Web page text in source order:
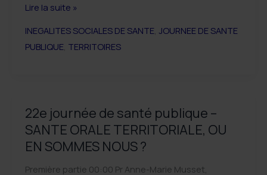
26e
!
Lire la suite »
INEGALITES SOCIALES DE SANTE, JOURNEE DE SANTE
PUBLIQUE, TERRITOIRES
22e journée de santé publique –
SANTE ORALE TERRITORIALE, OU
EN SOMMES NOUS ?
Première partie 00:00 Pr Anne-Marie Musset,